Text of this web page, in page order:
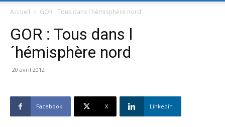
Accueil GOR : Tous dans l´hémisphère nord
GOR : Tous dans l
´hémisphère nord
20 avril 2012
Facebook X Linkedin